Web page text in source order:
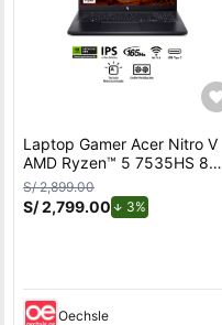
Laptop Gamer Acer Nitro V
AMD Ryzen™ 5 7535HS 8GB
RAM 512GB SSD 15.6"" RTX
3050.
S/ 2,899.00
S/ 2,799.00 3%
Oechsle